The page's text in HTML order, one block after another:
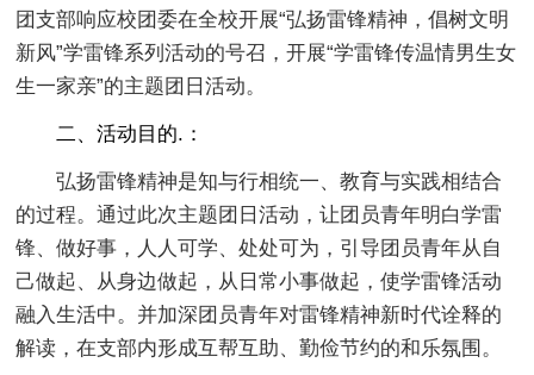
团支部响应校团委在全校开展“弘扬雷锋精神，倡树文明
新风”学雷锋系列活动的号召，开展“学雷锋传温情男生女
生一家亲”的主题团日活动。
二、活动目的.：
弘扬雷锋精神是知与行相统一、教育与实践相结合
的过程。通过此次主题团日活动，让团员青年明白学雷
锋、做好事，人人可学、处处可为，引导团员青年从自
己做起、从身边做起，从日常小事做起，使学雷锋活动
融入生活中。并加深团员青年对雷锋精神新时代诠释的
解读，在支部内形成互帮互助、勤俭节约的和乐氛围。